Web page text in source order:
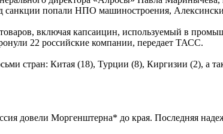
попали НПО машиностроения,
включая капсаицин, используемый в
22 российские компании, передает ТАСС.
стран: Китая (18), Турции (8), Киргизии (2), а
довели Моргенштерна* до края. Последняя